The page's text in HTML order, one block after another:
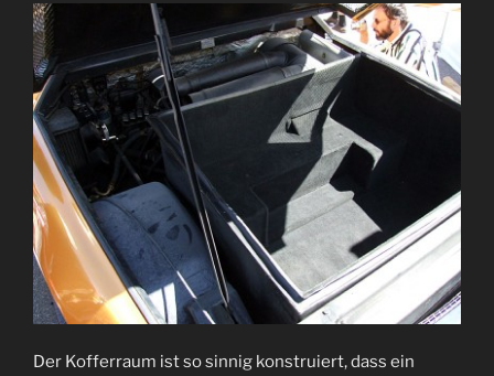
Der Kofferraum ist so sinnig konstruiert, dass ein